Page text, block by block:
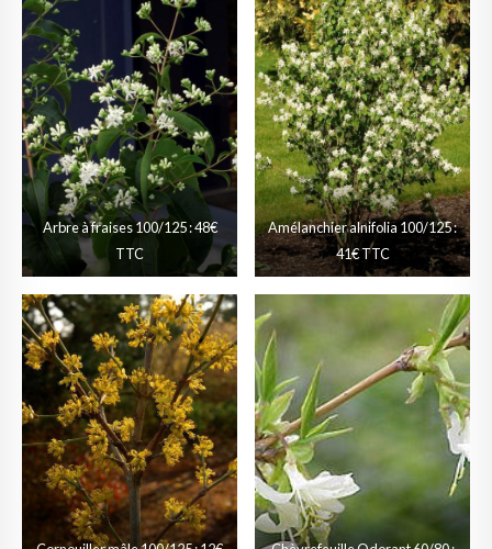
Arbre à fraises 100/125 : 48€
TTC
Amélanchier alnifolia 100/125 :
41€ TTC